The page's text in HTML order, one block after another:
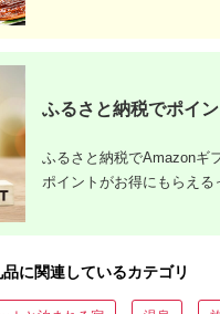
富
ふるさと納税でポイ
ふるさと納税でAmazonギ
ポイントがお得にもらえる
に関連しているカテゴリ